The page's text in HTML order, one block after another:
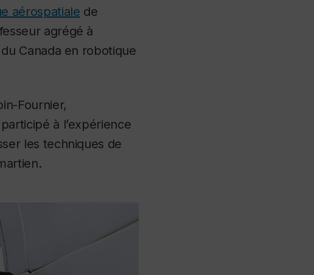
aérospatiale de
agrégé à
Canada en robotique
Fournier,
à l’expérience
les techniques de